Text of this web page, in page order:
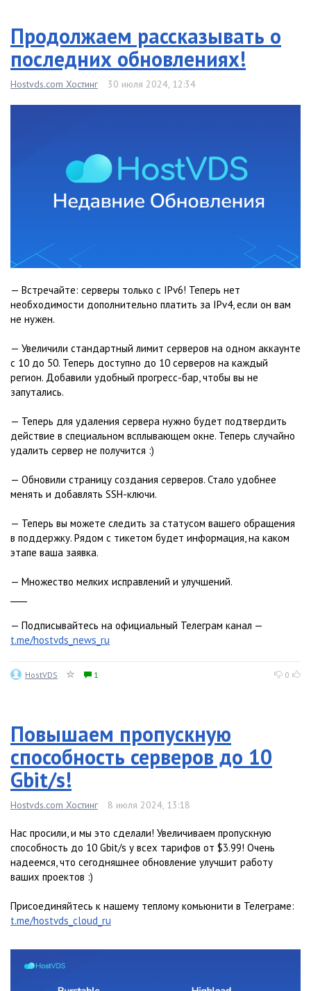
Продолжаем рассказывать о
последних обновлениях!
Hostvds.com Хостинг 30 июля 2024, 12:34
— Встречайте: серверы только с IPv6! Теперь нет
необходимости дополнительно платить за IPv4, если он вам
не нужен.
— Увеличили стандартный лимит серверов на одном аккаунте
с 10 до 50. Теперь доступно до 10 серверов на каждый
регион. Добавили удобный прогресс-бар, чтобы вы не
запутались.
— Теперь для удаления сервера нужно будет подтвердить
действие в специальном всплывающем окне. Теперь случайно
удалить сервер не получится :)
— Обновили страницу создания серверов. Стало удобнее
менять и добавлять SSH-ключи.
— Теперь вы можете следить за статусом вашего обращения
в поддержку. Рядом с тикетом будет информация, на каком
этапе ваша заявка.
— Множество мелких исправлений и улучшений.
— Подписывайтесь на официальный Телеграм канал —
t.me/hostvds_news_ru
HostVDS 1 0
Повышаем пропускную
способность серверов до 10
Gbit/s!
Hostvds.com Хостинг 8 июля 2024, 13:18
Нас просили, и мы это сделали! Увеличиваем пропускную
способность до 10 Gbit/s у всех тарифов от $3.99! Очень
надеемся, что сегодняшнее обновление улучшит работу
ваших проектов :)
Присоединяйтесь к нашему теплому комьюнити в Телеграме:
t.me/hostvds_cloud_ru